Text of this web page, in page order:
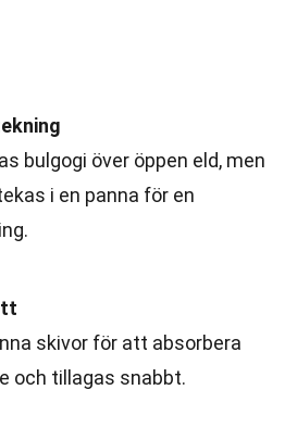
bulgogi över öppen eld, men
i en panna för en
skivor för att absorbera
och tillagas snabbt.